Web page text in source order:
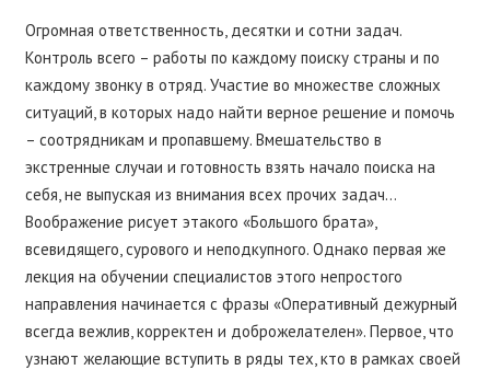
Огромная ответственность, десятки и сотни задач.
Контроль всего – работы по каждому поиску страны и по
каждому звонку в отряд. Участие во множестве сложных
ситуаций, в которых надо найти верное решение и помочь
– соотрядникам и пропавшему. Вмешательство в
экстренные случаи и готовность взять начало поиска на
себя, не выпуская из внимания всех прочих задач…
Воображение рисует этакого «Большого брата»,
всевидящего, сурового и неподкупного. Однако первая же
лекция на обучении специалистов этого непростого
направления начинается с фразы «Оперативный дежурный
всегда вежлив, корректен и доброжелателен». Первое, что
узнают желающие вступить в ряды тех, кто в рамках своей